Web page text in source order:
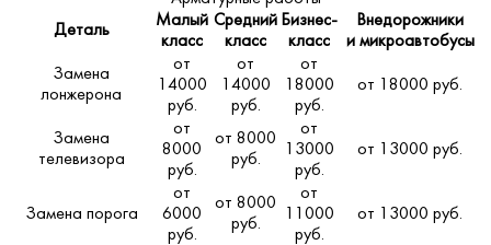
Деталь
Малый
класс
Средний
класс
Бизнес-
класс
Внедорожники
и микроавтобусы
Замена
лонжерона
от
14000
руб.
от
14000
руб.
от
18000
руб.
от 18000 руб.
Замена
телевизора
от
8000
руб.
от 8000
руб.
от
13000
руб.
от 13000 руб.
Замена порога
от
6000
руб.
от 8000
руб.
от
11000
руб.
от 13000 руб.